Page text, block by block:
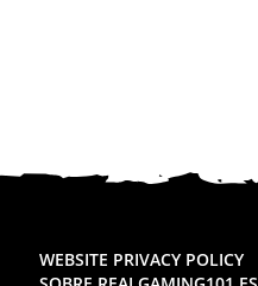
WEBSITE PRIVACY POLICY